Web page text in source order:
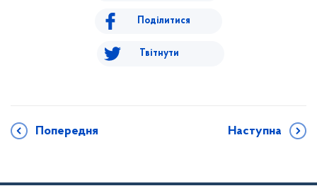
Поділитися
Твітнути
Попередня Наступна